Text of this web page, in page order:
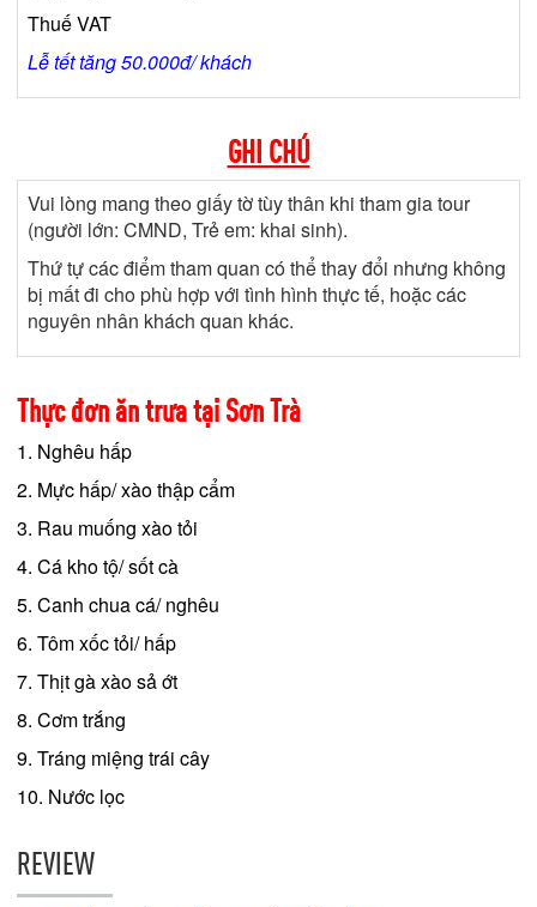
Thuế VAT
Lễ tết tăng 50.000đ/ khách
GHI CHÚ
Vui lòng mang theo giấy tờ tùy thân khi tham gia tour
(người lớn: CMND, Trẻ em: khai sinh).
Thứ tự các điểm tham quan có thể thay đổi nhưng không
bị mất đi cho phù hợp với tình hình thực tế, hoặc các
nguyên nhân khách quan khác.
Thực đơn ăn trưa tại Sơn Trà
1. Nghêu hấp
2. Mực hấp/ xào thập cẩm
3. Rau muống xào tỏi
4. Cá kho tộ/ sốt cà
5. Canh chua cá/ nghêu
6. Tôm xốc tỏi/ hấp
7. Thịt gà xào sả ớt
8. Cơm trắng
9. Tráng miệng trái cây
10. Nước lọc
REVIEW